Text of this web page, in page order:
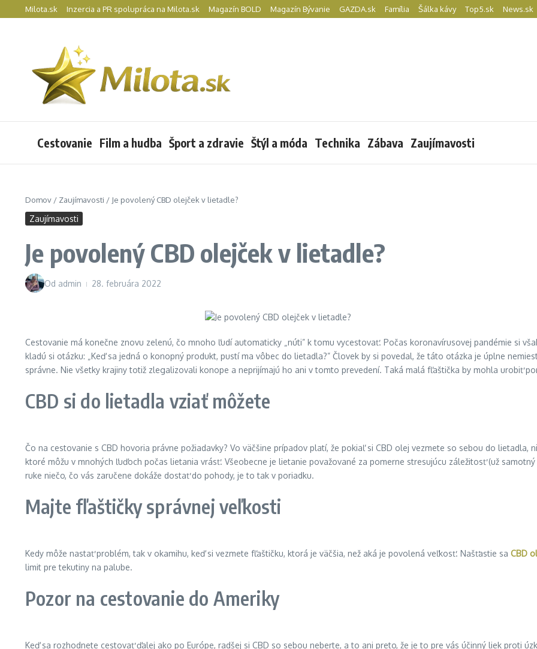
Preskočiť na obsah
Milota.sk Inzercia a PR spolupráca na Milota.sk Magazín BOLD Magazín Bývanie GAZDA.sk Família Šálka kávy Top5.sk News.sk
Cestovanie Film a hudba Šport a zdravie Štýl a móda Technika Zábava Zaujímavosti
Domov / Zaujímavosti / Je povolený CBD olejček v lietadle?
Zaujímavosti
Je povolený CBD olejček v lietadle?
Od admin 28. februára 2022
Cestovanie má konečne znovu zelenú, čo mnoho ľudí automaticky „núti” k tomu vycestovať. Počas koronavírusovej pandémie si
kladú si otázku: „Keď sa jedná o konopný produkt, pustí ma vôbec do lietadla?” Človek by si povedal, že táto otázka je úplne
správne. Nie všetky krajiny totiž zlegalizovali konope a neprijímajú ho ani v tomto prevedení. Taká malá fľaštička by mohla urobiť
CBD si do lietadla vziať môžete
Čo na cestovanie s CBD hovoria právne požiadavky? Vo väčšine prípadov platí, že pokiaľ si CBD olej vezmete so sebou do
ktoré môžu v mnohých ľuďoch počas lietania vrásť. Všeobecne je lietanie považované za pomerne stresujúcu záležitosť (už
ruke niečo, čo vás zaručene dokáže dostať do pohody, je to tak v poriadku.
Majte fľaštičky správnej veľkosti
Kedy môže nastať problém, tak v okamihu, keď si vezmete fľaštičku, ktorá je väčšia, než aká je povolená veľkosť. Našťastie sa CBD
limit pre tekutiny na palube.
Pozor na cestovanie do Ameriky
Keď sa rozhodnete cestovať ďalej ako po Európe, radšej si CBD so sebou neberte, a to ani preto, že je to pre vás účinný liek proti